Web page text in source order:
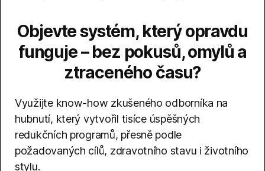
Objevte systém, který opravdu
funguje – bez pokusů, omylů a
ztraceného času?
Využijte know-how zkušeného odborníka na
hubnutí, který vytvořil tisíce úspěšných
redukčních programů, přesně podle
požadovaných cílů, zdravotního stavu i životního
stylu.